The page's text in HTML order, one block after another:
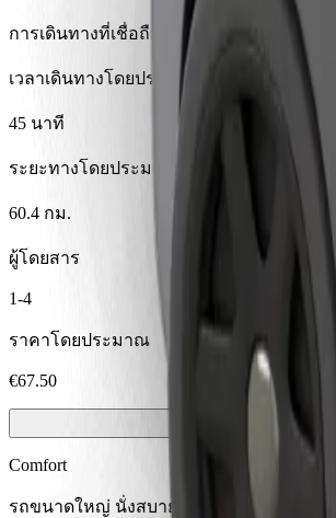
การเดินทางที่เชื่อถือได้ กับรถขนาดกลางสำ
เวลาเดินทางโดยประมาณ
45 นาที
ระยะทางโดยประมาณ
60.4 กม.
ผู้โดยสาร
1-4
ราคาโดยประมาณ
€67.50
Comfort
รถขนาดใหญ่ นั่งสบาย มีพื้นที่เก็บของมากขึ้น